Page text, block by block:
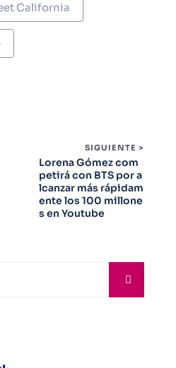
California
SIGUIENTE >
Lorena Gómez com
petirá con BTS por a
lcanzar más rápidam
ente los 100 millone
s en Youtube